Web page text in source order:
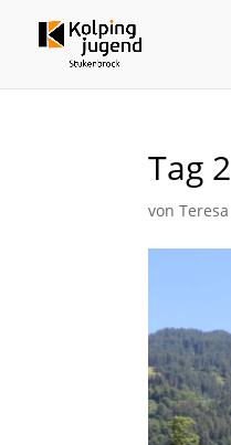
Tag 2
vonTeresa